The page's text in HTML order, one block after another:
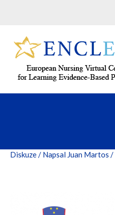
Diskuze/ Napsal Juan Martos /